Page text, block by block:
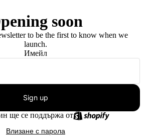
soon
to be the first to know when we
launch.
Имейл
Sign up
ще се поддържа от
Влизане с парола